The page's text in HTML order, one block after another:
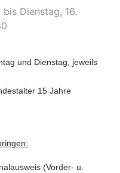
Dienstag, 16.
und Dienstag, jeweils
15 Jahre
(Vorder- u.